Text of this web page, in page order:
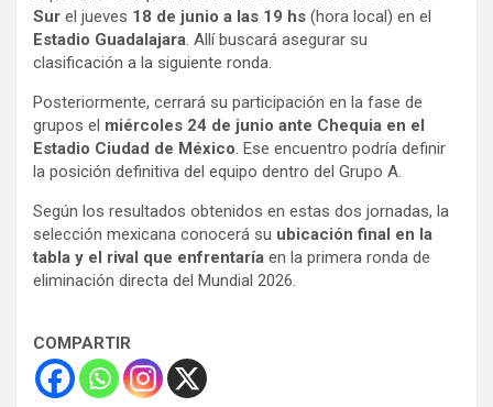
Sur el jueves 18 de junio a las 19 hs (hora local) en el
Estadio Guadalajara. Allí buscará asegurar su
clasificación a la siguiente ronda.
Posteriormente, cerrará su participación en la fase de
grupos el miércoles 24 de junio ante Chequia en el
Estadio Ciudad de México. Ese encuentro podría definir
la posición definitiva del equipo dentro del Grupo A.
Según los resultados obtenidos en estas dos jornadas, la
selección mexicana conocerá su ubicación final en la
tabla y el rival que enfrentaría en la primera ronda de
eliminación directa del Mundial 2026.
COMPARTIR